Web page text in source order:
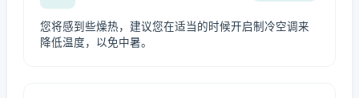
您将感到些燥热，建议您在适当的时候开启制冷空调来
降低温度，以免中暑。